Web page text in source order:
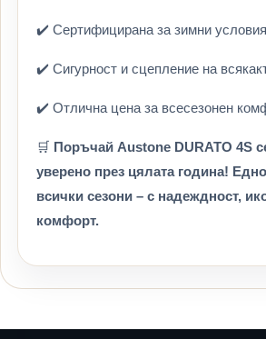
✔️ Сертифицирана за зимни условия
✔️ Сигурност и сцепление на
✔️ Отлична цена за всесезонен
🛒 Поръчай Austone DURATO 4S
уверено през цялата година!
всички сезони – с надеждност,
комфорт.